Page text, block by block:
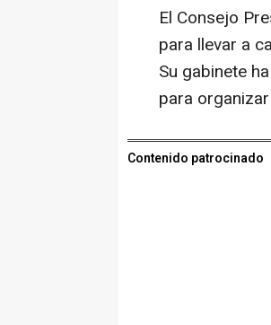
El Consejo
para llevar a
Su gabinete
para
Contenido patrocinado